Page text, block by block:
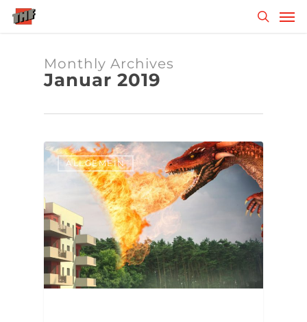
Skip
Monthly Archives
Januar 2019
ALLGEMEIN